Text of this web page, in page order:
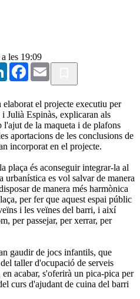
les 19:09
LinkedInFacebook
Email
el projecte executiu per
Julià Espinàs, explicaran als
l'ajut de la maqueta i de plafons
aportacions de les conclusions de
incorporat en el projecte.
plaça és aconseguir integrar-la al
es vol salvar de manera
de manera més harmònica
per fer que aquest espai públic
i les veïnes del barri, i així
per passejar, per xerrar, per
gaudir de jocs infantils, que
taller d'ocupació de serveis
acabar, s'oferirà un pica-pica per
curs d'ajudant de cuina del barri